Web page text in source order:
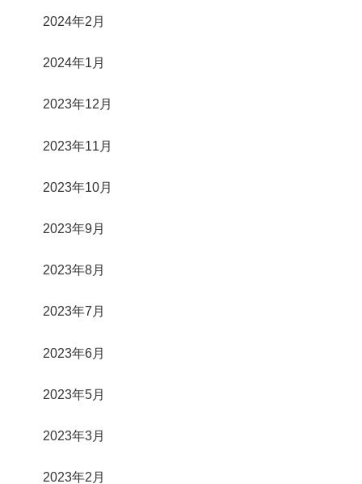
2024年2月
2024年1月
2023年12月
2023年11月
2023年10月
2023年9月
2023年8月
2023年7月
2023年6月
2023年5月
2023年3月
2023年2月